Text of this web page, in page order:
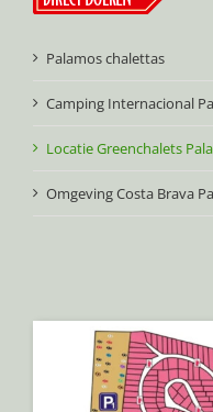
Palamos chalettas
Camping Internacional
Locatie Greenchalets
Omgeving Costa Brava